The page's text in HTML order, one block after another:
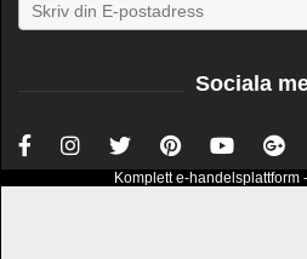
Sociala
Komplette-handelsplattform